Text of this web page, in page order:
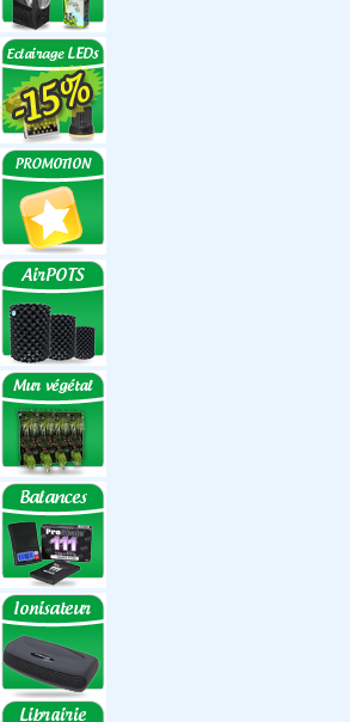
Accessoires
Eclairages LEDs
Eclairages ECO
Kits ECO
Ampoules ECO
Réflecteurs ECO
Réflecteurs
Accessoires
Box Discount
Box par marque
Hortibox
Homebox
Dark Room II
GrowLab
Box par taille
Box 40 cm
Box 60 cm
Box 80-90 cm
Box 120 cm